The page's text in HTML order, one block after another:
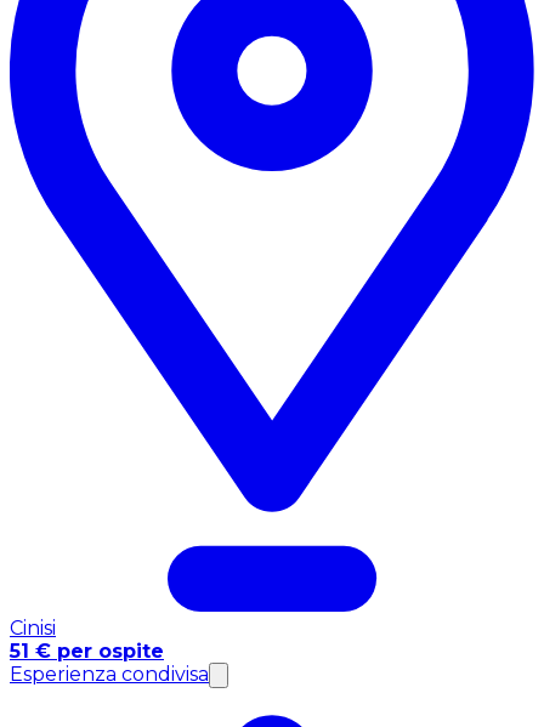
Cinisi
51 € per ospite
Esperienza condivisa